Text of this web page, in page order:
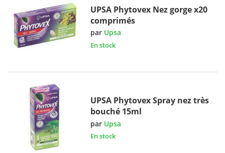
UPSA Phytovex Nez gorge x20
comprimés
par Upsa
En stock
UPSA Phytovex Spray nez très
bouché 15ml
par Upsa
En stock